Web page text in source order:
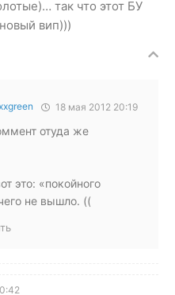
так что этот БУ
вип)))
18 мая 2012 20:19
отуда же
это: «покойного
не вышло. ((